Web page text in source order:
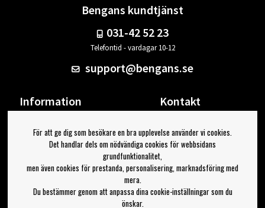
Bengans kundtjänst
031-42 52 23
Telefontid - vardagar 10-12
support@bengans.se
Information
Om Bengans
FAQ / Köp- & Leveransvillkor
Kontakt
Din sida
Logga ut
Jag vill ha tips från Bengans
För att ge dig som besökare en bra upplevelse använder vi cookies.
Det handlar dels om nödvändiga cookies för webbsidans
grundfunktionalitet,
men även cookies för prestanda, personalisering, marknadsföring med
mera.
Du bestämmer genom att anpassa dina cookie-inställningar som du
önskar.